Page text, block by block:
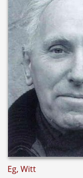
Eg, Witt